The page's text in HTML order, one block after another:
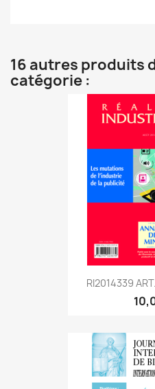
16 autres produits
catégorie :
RI2014339